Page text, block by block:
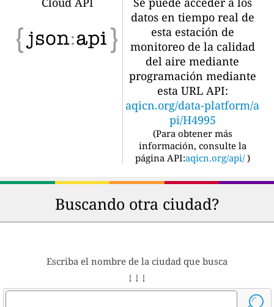
datos en tiempo real de
esta estación de
monitoreo de la calidad
del aire mediante
programación mediante
esta URL API:
aqicn.org/data-platform/a
pi/H4995
(Para obtener más
información, consulte la
página API:aqicn.org/api/ )
Buscando otra ciudad?
Escriba el nombre de la ciudad que busca
↓ ↓ ↓